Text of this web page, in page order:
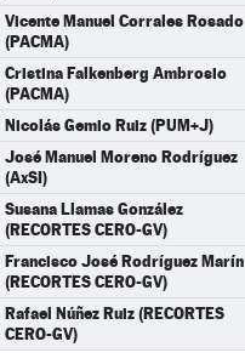
Vicente Manuel Corrales Rosado
(PACMA)
Cristina Falkenberg Ambrosio
(PACMA)
Nicolás Gemio Ruiz (PUM+J)
José Manuel Moreno Rodríguez
(AxSI)
Susana Llamas González
(RECORTES CERO-GV)
Francisco José Rodríguez Marín
(RECORTES CERO-GV)
Rafael Núñez Ruiz (RECORTES
CERO-GV)